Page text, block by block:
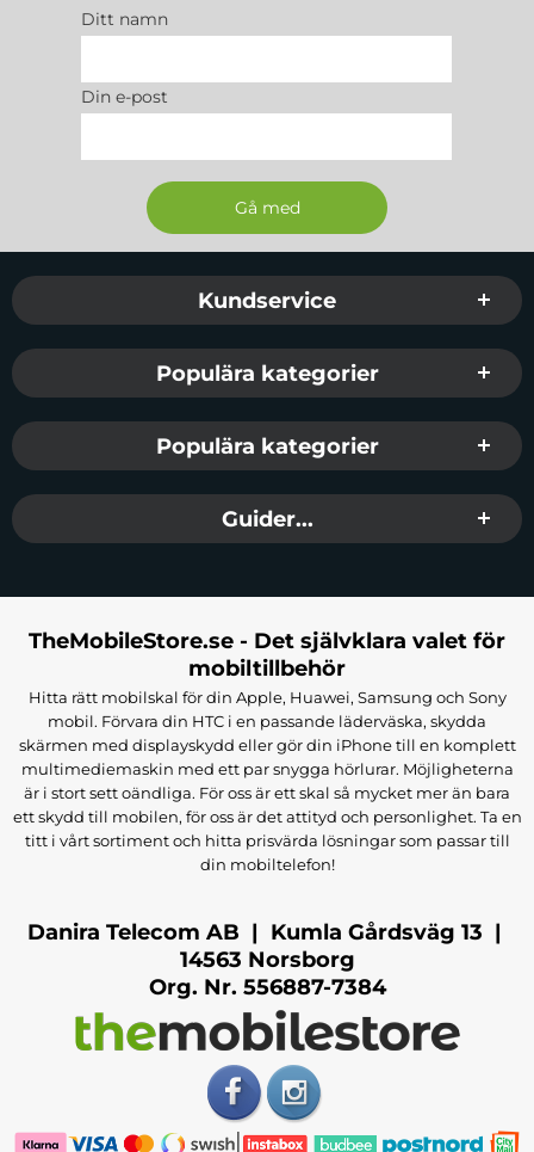
: iPhone 16 Pro Max
Ditt namn
Din e-post
Sidfot Blandad info och länkar
Kundservice
Populära kategorier
Populära kategorier
Guider...
TheMobileStore.se - Det självklara valet för
mobiltillbehör
Hitta rätt mobilskal för din Apple, Huawei, Samsung och Sony
mobil. Förvara din HTC i en passande läderväska, skydda
skärmen med displayskydd eller gör din iPhone till en komplett
multimediemaskin med ett par snygga hörlurar. Möjligheterna
är i stort sett oändliga. För oss är ett skal så mycket mer än bara
ett skydd till mobilen, för oss är det attityd och personlighet. Ta en
titt i vårt sortiment och hitta prisvärda lösningar som passar till
din mobiltelefon!
Danira Telecom AB | Kumla Gårdsväg 13 |
14563 Norsborg
Org. Nr. 556887-7384